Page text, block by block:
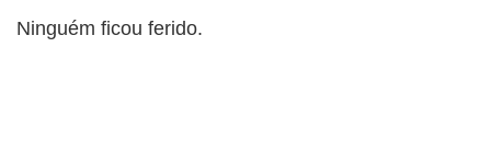
Ninguém ficou ferido.